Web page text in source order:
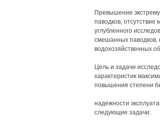
Превышение
паводков,
углубленного
смешанных паводков,
водохозяйственных
Цель и задачи
характеристик
повышения степени
надежности
следующие задачи: